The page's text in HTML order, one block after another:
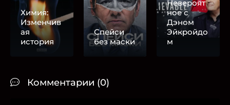
Химия:
Изменчив
ая
история
Спейси
без маски
Невероят
ное с
Дэном
Эйкройдо
м
Комментарии (0)